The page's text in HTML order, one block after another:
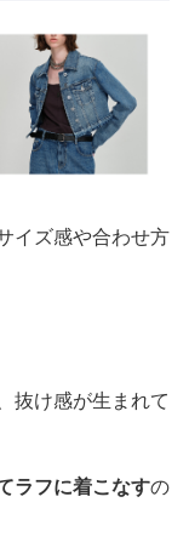
イズ感や合わせ方
抜け感が生まれて
ラフに着こなすの